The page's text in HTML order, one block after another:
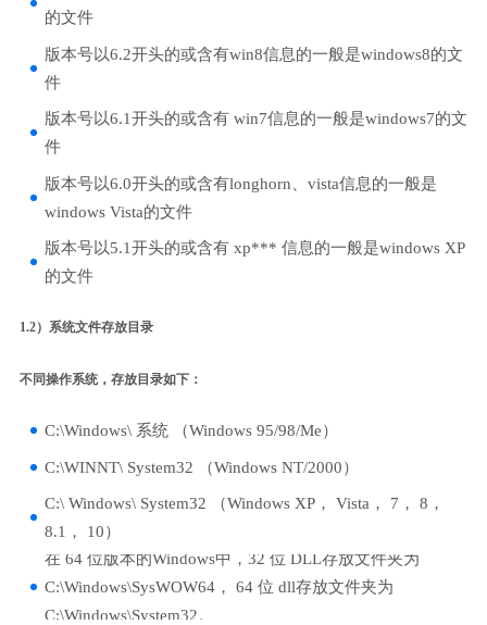
的文件
版本号以6.2开头的或含有win8信息的一般是windows8的文
件
版本号以6.1开头的或含有 win7信息的一般是windows7的文
件
版本号以6.0开头的或含有longhorn、vista信息的一般是
windows Vista的文件
版本号以5.1开头的或含有 xp*** 信息的一般是windows XP
的文件
1.2）系统文件存放目录
不同操作系统，存放目录如下：
C:\Windows\ 系统 （Windows 95/98/Me）
C:\WINNT\ System32 （Windows NT/2000）
C:\ Windows\ System32 （Windows XP， Vista， 7， 8，
8.1， 10）
在 64 位版本的Windows中，32 位 DLL存放文件夹为
C:\Windows\SysWOW64， 64 位 dll存放文件夹为
C:\Windows\System32。